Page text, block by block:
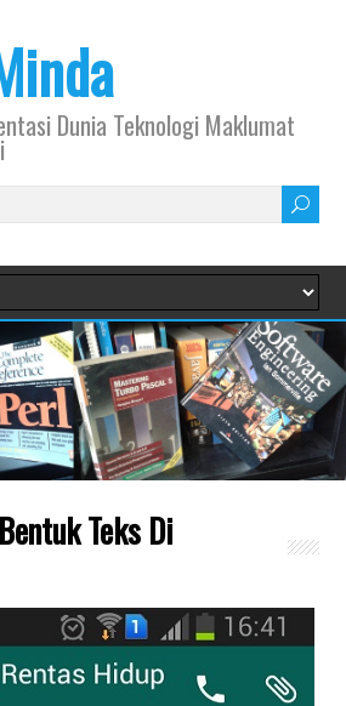
Dunia Teknologi Maklumat
Teks Di